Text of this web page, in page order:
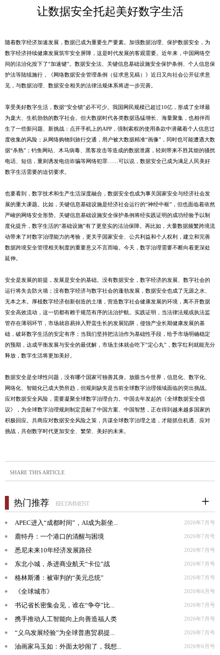
让数据安全托起美好数字生活
随着数字经济加速发展，数据已成为重要生产要素。加强数据治理、保护数据安全，为
数字经济持续健康发展筑牢安全屏障，这是时代发展的客观需要。近年来，中国网络空
间的法治化按下了“加速键”。数据安全法、关键信息基础设施安全保护条例、个人信息保
护法等陆续施行，《网络数据安全管理条例（征求意见稿）》近日又向社会公开征求意
见，与数据治理、数据安全相关的法律法规体系将进一步完善。
享受美好数字生活，数据“安全锁”必不可少。我国网民规模已超过10亿，形成了全球最
为庞大、生机勃勃的数字社会。但大数据时代各类数据迅猛增长、海量聚集，也相伴而
生了一些新问题、新挑战：点开手机上的APP，强制索权的使用条款中潜藏着个人信息过
度收集的风险；从网络购物到旅行交通，用户被大数据精准“画像”，同时也可能遭遇大数
据“杀熟”；钓鱼网站、木马病毒、黑客攻击等造成的数据泄露，轻则带来不胜其烦的骚扰
电话、短信，重则诱发电信诈骗等网络犯罪……可以说，数据安全已成为满足人民美好
数字生活需要的迫切要求。
也要看到，数字技术和生产生活深度融合，数据安全也成为事关国家安全与经济社会发
展的重大课题。比如，关键信息基础设施是经济社会运行的“神经中枢”，但也面临着依然
严峻的网络安全形势。关键信息基础设施安全保护条例将经实践证明的成功经验予以制
度化提升，数字生活的“基础设施”有了更坚实的法治保障。再比如，大量数据频繁跨境流
动带来了对数字治理能力的考验，更关乎国家安全、公共利益和个人权利，建立和完善
数据跨境安全管理相关制度的重要意义不言而喻。今天，数字治理需要不断向着更深处
延伸。
安全是发展的前提，发展是安全的基础。没有数据安全，数字经济的发展、数字社会的
运行将失去防火墙；没有数字经济与数字社会的蓬勃发展，数据安全也成了无源之水、
无本之木。厚植数字经济创新创造的土壤，营造数字社会健康发展的环境，离不开数据
安全高效流动，这一切都有赖于规范有序的法治护航。实践证明，当法律法规或执法监
管存在薄弱环节，市场就容易掉入野蛮生长的发展陷阱，侵蚀产业长期健康发展的基
础，破坏数字生活的安定有序；当我们坚持把法治作为基础性手段，给予市场明确稳定
的预期，达成平衡发展与安全的最优解，市场主体就会吃下“定心丸”，数字红利就能充分
释放，数字生活将更加美好。
数据安全是全球性问题，没有哪个国家可独善其身。放眼当今世界，信息化、数字化、
网络化、智能化已成大势所趋，但规则缺失是当前全球数字治理领域面临的突出挑战。
应对数据安全风险，需要凝聚全球数字治理合力。中国去年发起的《全球数据安全倡
议》，为全球数字治理规则制定贡献了中国方案、中国智慧，正在得到越来越多国家的
积极回应。共商应对数据安全风险之策，共谋全球数字治理之道，才能抓住机遇、应对
挑战，共创数字时代更加安全、繁荣、美好的未来。
SHARE THIS ARTICLE
热门推荐 RECOMMENT
APEC进入“成都时间”，AI成为新坐... 2026年7月号
鹿特丹：一个港口的清醒与困境 2026年7月号
悉尼未来10年经济发展路径 2026年7月号
东北小城，杀进商业航天“卡位”战 2026年7月号
格林斯潘：被审判的“美元总统” 2026年7月号
《全球城市》 2026年6月号
书记省长密集会见，谁在“争夺”比... 2026年7月号
携手推动人工智能向上向善造福人类 2026年7月号
“义乌发展经验”为全球普惠贸易提... 2026年7月号
油画家马玉如：外面太吵闹了，我想... 2026年6月号